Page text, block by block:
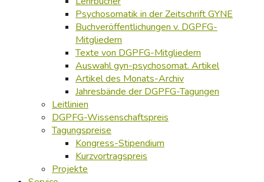
Psychosomatik in der Zeitschrift GYNE
Buchveröffentlichungen v. DGPFG-
Mitgliedern
Texte von DGPFG-Mitgliedern
Auswahl gyn-psychosomat. Artikel
Artikel des Monats-Archiv
Jahresbände der DGPFG-Tagungen
Leitlinien
DGPFG-Wissenschaftspreis
Tagungspreise
Kongress-Stipendium
Kurzvortragspreis
Projekte